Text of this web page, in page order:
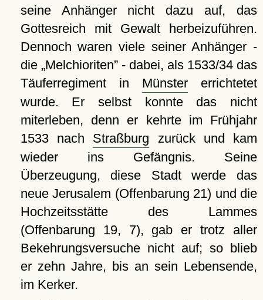
seine Anhänger nicht dazu auf, das
Gottesreich mit Gewalt herbeizuführen.
Dennoch waren viele seiner Anhänger -
die Melchioriten - dabei, als 1533/34 das
Täuferregiment in Münstererrichtetet
wurde. Er selbst konnte das nicht
miterleben, denn er kehrte im Frühjahr
1533 nach Straßburg zurück und kam
wieder ins Gefängnis. Seine
Überzeugung, diese Stadt werde das
neue Jerusalem (Offenbarung 21) und die
Hochzeitsstätte des Lammes
(Offenbarung 19, 7), gab er trotz aller
Bekehrungsversuche nicht auf; so blieb
er zehn Jahre, bis an sein Lebensende,
im Kerker.